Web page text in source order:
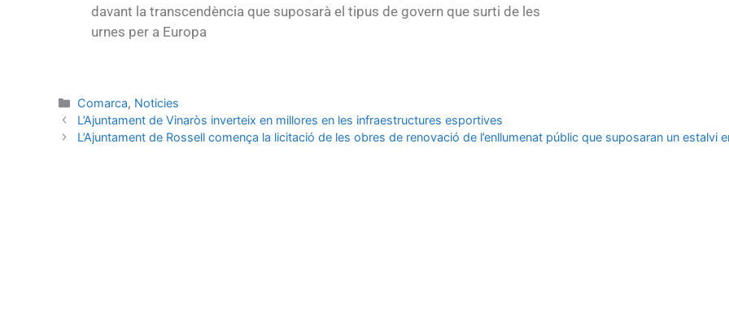
davant la transcendència que suposarà el tipus de govern que surti de les
urnes per a Europa
Comarca, Noticies
L’Ajuntament de Vinaròs inverteix en millores en les infraestructures esportives
L’Ajuntament de Rossell comença la licitació de les obres de renovació de l’enllumenat públic que suposaran un estalvi